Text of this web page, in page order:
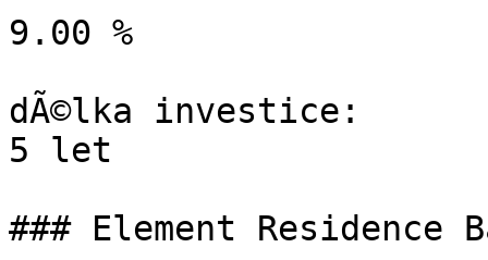
9.00 %
dÃ©lka investice:
5 let
### Element